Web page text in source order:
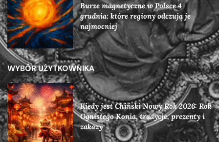
Burze magnetyczne w Polsce 4
grudnia: które regiony odczują je
najmocniej
WYBÓR UŻYTKOWNIKA
Kiedy jest Chiński Nowy Rok 2026: Rok
Ognistego Konia, tradycje, prezenty i
zakazy